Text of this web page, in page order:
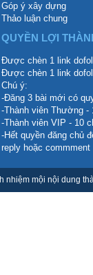
Góp ý xây dựng
Thảo luận chung
QUYỀN LỢI
Được chèn 1 link
Được chèn 1 link
Chú ý:
-Đăng 3 bài mới có
-Thành viên Thường -
-Thành viên VIP - 10
-Hết quyền đăng chủ
reply hoặc commment
nhiệm mội nội dung